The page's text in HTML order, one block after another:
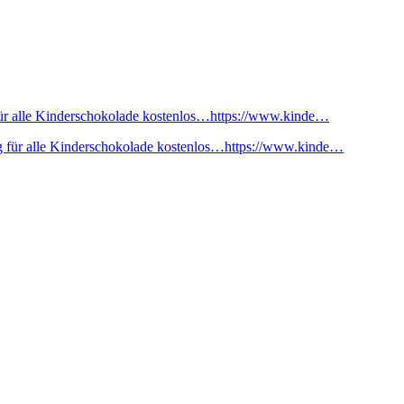
alle Kinderschokolade kostenlos…https://www.kinde…
für alle Kinderschokolade kostenlos…https://www.kinde…